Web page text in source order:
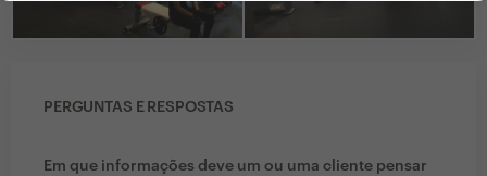
PERGUNTAS E RESPOSTAS
Em que informações deve um ou uma cliente pensar